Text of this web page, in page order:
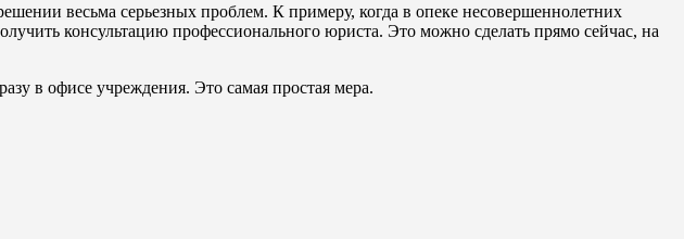
весьма серьезных проблем. К примеру, когда в опеке несовершеннолетних
консультацию профессионального юриста. Это можно сделать прямо сейчас, на
в офисе учреждения. Это самая простая мера.